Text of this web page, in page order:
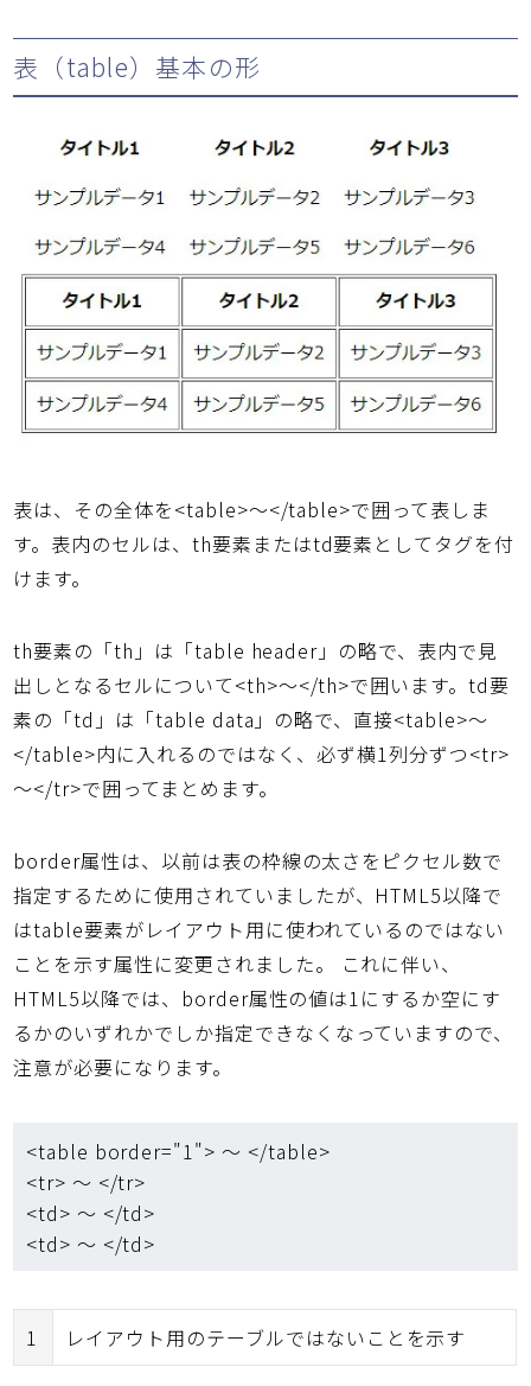
表（table）基本の形
表は、その全体を<table>～</table>で囲って表しま
す。表内のセルは、th要素またはtd要素としてタグを付
けます。
th要素の「th」は「table header」の略で、表内で見
出しとなるセルについて<th>～</th>で囲います。td要
素の「td」は「table data」の略で、直接<table>～
</table>内に入れるのではなく、必ず横1列分ずつ<tr>
～</tr>で囲ってまとめます。
border属性は、以前は表の枠線の太さをピクセル数で
指定するために使用されていましたが、HTML5以降で
はtable要素がレイアウト用に使われているのではない
ことを示す属性に変更されました。 これに伴い、
HTML5以降では、border属性の値は1にするか空にす
るかのいずれかでしか指定できなくなっていますので、
注意が必要になります。
<table border="1"> ～ </table>
<tr> ～ </tr>
<td> ～ </td>
<td> ～ </td>
1 レイアウト用のテーブルではないことを示す